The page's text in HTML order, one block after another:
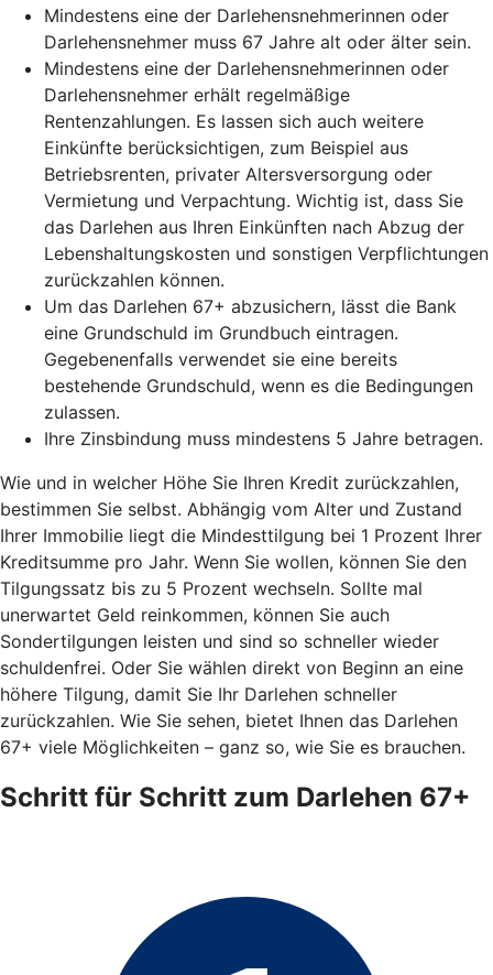
Mindestens eine der Darlehensnehmerinnen oder
Darlehensnehmer muss 67 Jahre alt oder älter sein.
Mindestens eine der Darlehensnehmerinnen oder
Darlehensnehmer erhält regelmäßige
Rentenzahlungen. Es lassen sich auch weitere
Einkünfte berücksichtigen, zum Beispiel aus
Betriebsrenten, privater Altersversorgung oder
Vermietung und Verpachtung. Wichtig ist, dass Sie
das Darlehen aus Ihren Einkünften nach Abzug der
Lebenshaltungskosten und sonstigen Verpflichtungen
zurückzahlen können.
Um das Darlehen 67+ abzusichern, lässt die Bank
eine Grundschuld im Grundbuch eintragen.
Gegebenenfalls verwendet sie eine bereits
bestehende Grundschuld, wenn es die Bedingungen
zulassen.
Ihre Zinsbindung muss mindestens 5 Jahre betragen.
Wie und in welcher Höhe Sie Ihren Kredit zurückzahlen,
bestimmen Sie selbst. Abhängig vom Alter und Zustand
Ihrer Immobilie liegt die Mindesttilgung bei 1 Prozent Ihrer
Kreditsumme pro Jahr. Wenn Sie wollen, können Sie den
Tilgungssatz bis zu 5 Prozent wechseln. Sollte mal
unerwartet Geld reinkommen, können Sie auch
Sondertilgungen leisten und sind so schneller wieder
schuldenfrei. Oder Sie wählen direkt von Beginn an eine
höhere Tilgung, damit Sie Ihr Darlehen schneller
zurückzahlen. Wie Sie sehen, bietet Ihnen das Darlehen
67+ viele Möglichkeiten – ganz so, wie Sie es brauchen.
Schritt für Schritt zum Darlehen 67+